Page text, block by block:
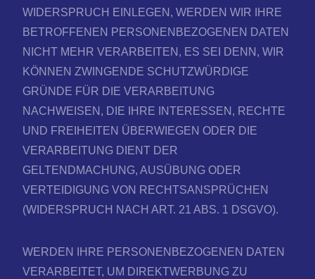
WIDERSPRUCH EINLEGEN, WERDEN WIR IHRE
BETROFFENEN PERSONENBEZOGENEN DATEN
NICHT MEHR VERARBEITEN, ES SEI DENN, WIR
KÖNNEN ZWINGENDE SCHUTZWÜRDIGE
GRÜNDE FÜR DIE VERARBEITUNG
NACHWEISEN, DIE IHRE INTERESSEN, RECHTE
UND FREIHEITEN ÜBERWIEGEN ODER DIE
VERARBEITUNG DIENT DER
GELTENDMACHUNG, AUSÜBUNG ODER
VERTEIDIGUNG VON RECHTSANSPRÜCHEN
(WIDERSPRUCH NACH ART. 21 ABS. 1 DSGVO).
WERDEN IHRE PERSONENBEZOGENEN DATEN
VERARBEITET, UM DIREKTWERBUNG ZU